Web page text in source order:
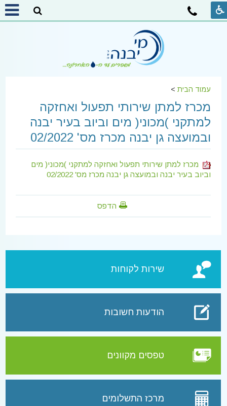
שירות לקוחות
הודעות חשובות
טפסים מקוונים
מרכז התשלומים
עמוד הבית>
מכרז למתן שירותי תפעול ואחזקה
למתקני )מכוני( מים וביוב בעיר יבנה
ובמועצה גן יבנה מכרז מס' 02/2022
מכרז למתן שירותי תפעול ואחזקה למתקני )מכוני( מים
וביוב בעיר יבנה ובמועצה גן יבנה מכרז מס' 02/2022
הדפס